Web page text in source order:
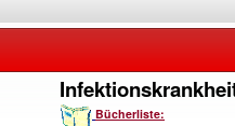
Bücherliste: